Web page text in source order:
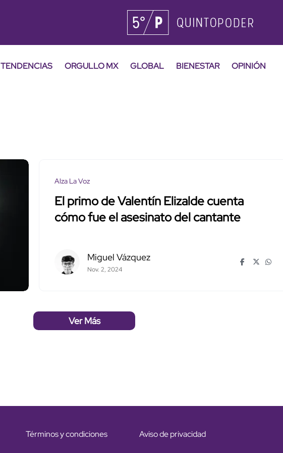
TENDENCIAS ORGULLO MX GLOBAL BIENESTAR OPINIÓN
Alza La Voz
El primo de Valentín Elizalde cuenta
cómo fue el asesinato del cantante
Miguel Vázquez
Nov. 2, 2024
Ver Más
Términos y condiciones Aviso de privacidad